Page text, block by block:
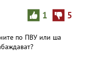
1 5
по ПВУ или ша